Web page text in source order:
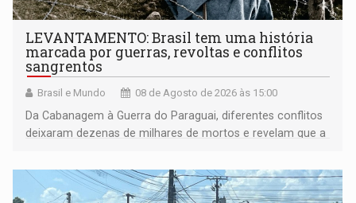
LEVANTAMENTO: Brasil tem uma história
marcada por guerras, revoltas e conflitos
sangrentos
Brasil e Mundo 08 de Agosto de 2026 às 15:00
Da Cabanagem à Guerra do Paraguai, diferentes conflitos
deixaram dezenas de milhares de mortos e revelam que a
territoriais e sociais